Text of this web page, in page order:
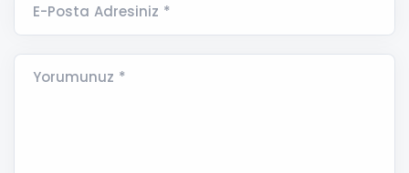
E-Posta Adresiniz *
Yorumunuz *